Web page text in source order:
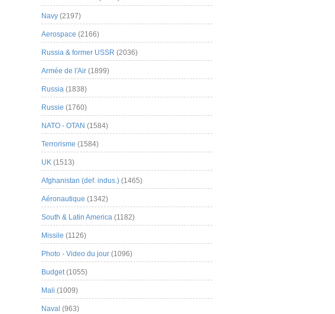
Navy (2197)
Aerospace (2166)
Russia & former USSR (2036)
Armée de l'Air (1899)
Russia (1838)
Russie (1760)
NATO - OTAN (1584)
Terrorisme (1584)
UK (1513)
Afghanistan (def. indus.) (1465)
Aéronautique (1342)
South & Latin America (1182)
Missile (1126)
Photo - Video du jour (1096)
Budget(1055)
Mali (1009)
Naval (963)